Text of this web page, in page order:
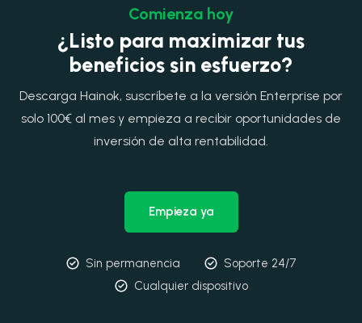
Comienza hoy
¿Listo para maximizar tus
beneficios sin esfuerzo?
Descarga Hainok, suscríbete a la versión Enterprise por
solo 100€ al mes y empieza a recibir oportunidades de
inversión de alta rentabilidad.
Empieza ya
Sin permanencia
Soporte 24/7
Cualquier dispositivo